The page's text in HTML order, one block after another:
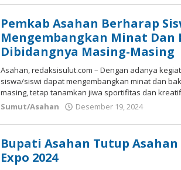
Pemkab Asahan Berharap
Mengembangkan Minat Dan
Dibidangnya Masing-Masing
Asahan, redaksisulut.com – Dengan adanya
siswa/siswi dapat mengembangkan minat dan
masing, tetap tanamkan jiwa sportifitas dan
Sumut/Asahan
Desember 19, 2024
Bupati Asahan Tutup
Expo 2024